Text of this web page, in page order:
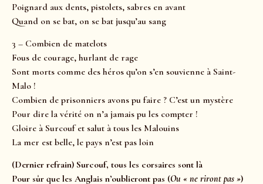
Poignard aux dents, pistolets, sabres en avant
Quand on se bat, on se bat jusqu’au sang
3 – Combien de matelots
Fous de courage, hurlant de rage
Sont morts comme des héros qu’on s’en souvienne à Saint-
Malo !
Combien de prisonniers avons pu faire ? C’est un mystère
Pour dire la vérité on n’a jamais pu les compter !
Gloire à Surcouf et salut à tous les Malouins
La mer est belle, le pays n’est pas loin
(Dernier refrain) Surcouf, tous les corsaires sont là
Pour sûr que les Anglais n’oublieront pas (Ou « ne riront pas »)